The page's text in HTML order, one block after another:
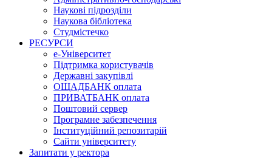
Наукові підрозділи
Наукова бібліотека
Студмістечко
РЕСУРСИ
е-Університет
Підтримка користувачів
Державні закупівлі
ОЩАДБАНК оплата
ПРИВАТБАНК оплата
Поштовий сервер
Програмне забезпечення
Інституційний репозитарій
Сайти університету
Запитати у ректора